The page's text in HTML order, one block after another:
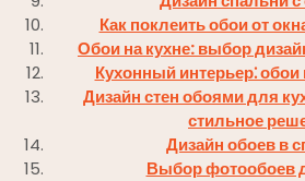
Как поклеить обои от
Обои на кухне: выбор
Кухонный интерьер⁚ обои
Дизайн стен обоями для
стильное
Дизайн обоев в
Выбор фотообоев